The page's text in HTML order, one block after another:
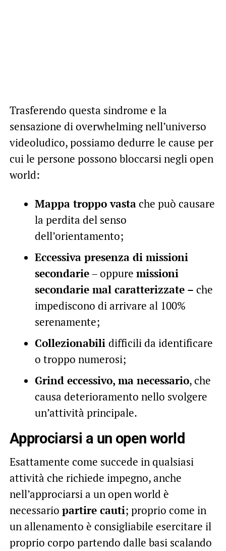
Trasferendo questa sindrome e la
sensazione di overwhelming nell’universo
videoludico, possiamo dedurre le cause per
cui le persone possono bloccarsi negli open
world:
Mappa troppo vastache può causare
la perdita del senso
dell’orientamento;
Eccessiva presenza di missioni
secondarie– oppure missioni
secondarie mal caratterizzate – che
impediscono di arrivare al 100%
serenamente;
Collezionabili difficili da identificare
o troppo numerosi;
Grind eccessivo, ma necessario, che
causa deterioramento nello svolgere
un’attività principale.
Approciarsi a un open world
Esattamente come succede in qualsiasi
attività che richiede impegno, anche
nell’approciarsi a un open world è
necessario partire cauti; proprio come in
un allenamento è consigliabile esercitare il
proprio corpo partendo dalle basi scalando